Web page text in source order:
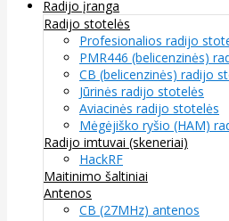
Radijo įranga
Radijo stotelės
Profesionalios radijo
PMR446 (belicenzinės)
CB (belicenzinės) radijo
Jūrinės radijo stotelės
Aviacinės radijo stotelės
Mėgėjiško ryšio (HAM)
Radijo imtuvai (skeneriai)
HackRF
Maitinimo šaltiniai
Antenos
CB (27MHz) antenos